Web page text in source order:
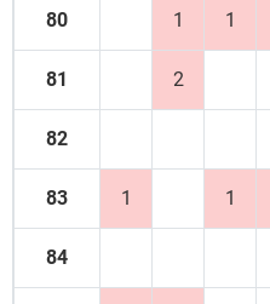
80 1 1
81 2
82
83 1 1
84